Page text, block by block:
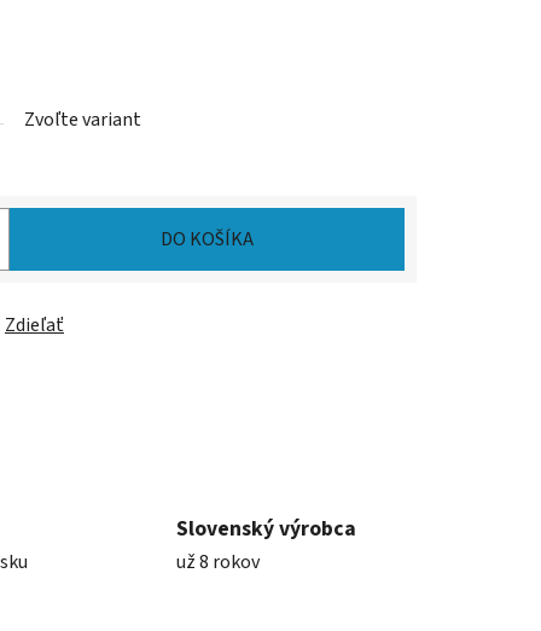
Zvoľte variant
DO KOŠÍKA
Zdieľať
Slovenský výrobca
už 8 rokov